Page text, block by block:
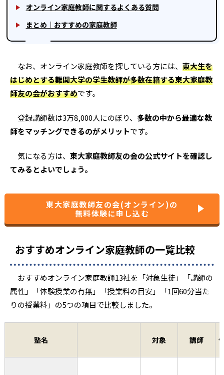
オンライン家庭教師に関するよくある質問
まとめ｜おすすめの家庭教師
なお、オンライン家庭教師を探している方には、 東大生を
はじめとする難関大学の学生教師が多数在籍する東大家庭教
師友の会がおすすめです。
登録講師数は3万8,000人にのぼり、 多数の中から最適な教
師をマッチングできるのがメリットです。
気になる方は、 東大家庭教師友の会の公式サイトを確認し
てみるとよいでしょう。
東大家庭教師友の会(オンライン)の
無料体験に申し込む
おすすめオンライン家庭教師の一覧比較
おすすめオンライン家庭教師13社を「対象生徒」「講師の
属性」「体験授業の有無」「授業料の目安」「1回60分当た
りの授業料」の5つの項目で比較しました。
塾名 対象 講師